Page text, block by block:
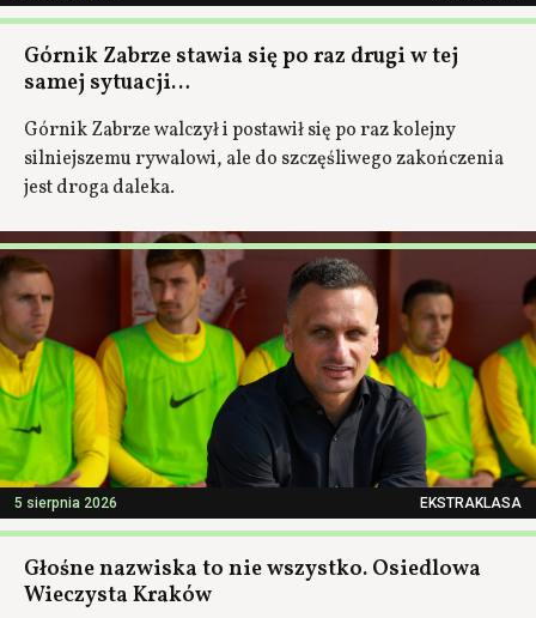
Górnik Zabrze stawia się po raz drugi w tej
samej sytuacji…
Górnik Zabrze walczył i postawił się po raz kolejny
silniejszemu rywalowi, ale do szczęśliwego zakończenia
jest droga daleka.
5 sierpnia 2026 EKSTRAKLASA
Głośne nazwiska to nie wszystko. Osiedlowa
Wieczysta Kraków